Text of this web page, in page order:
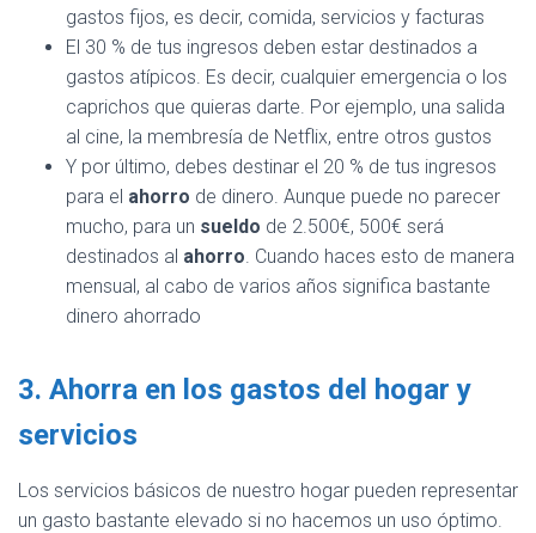
gastos fijos, es decir, comida, servicios y facturas
El 30 % de tus ingresos deben estar destinados a
gastos atípicos. Es decir, cualquier emergencia o los
caprichos que quieras darte. Por ejemplo, una salida
al cine, la membresía de Netflix, entre otros gustos
Y por último, debes destinar el 20 % de tus ingresos
para el ahorro de dinero. Aunque puede no parecer
mucho, para un sueldo de 2.500€, 500€ será
destinados al ahorro. Cuando haces esto de manera
mensual, al cabo de varios años significa bastante
dinero ahorrado
3. Ahorra en los gastos del hogar y
servicios
Los servicios básicos de nuestro hogar pueden representar
un gasto bastante elevado si no hacemos un uso óptimo.